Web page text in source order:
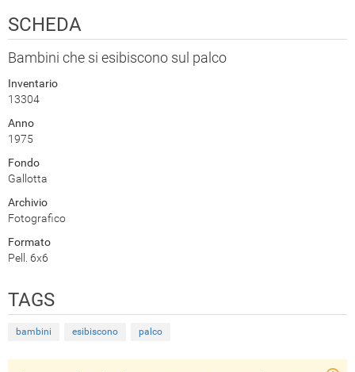
SCHEDA
Bambini che si esibiscono sul palco
Inventario
13304
Anno
1975
Fondo
Gallotta
Archivio
Fotografico
Formato
Pell. 6x6
TAGS
bambini esibiscono palco